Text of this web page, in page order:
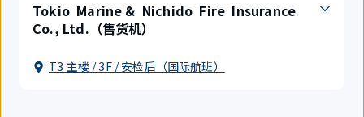
Tokio Marine & Nichido Fire Insurance
Co., Ltd.（售货机）
T3 主楼 / 3F / 安检后（国际航班）